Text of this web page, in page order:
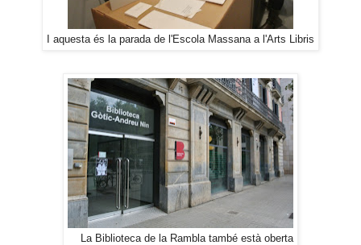
I aquesta és la parada de l'Escola Massana a l'Arts Libris
La Biblioteca de la Rambla també està oberta